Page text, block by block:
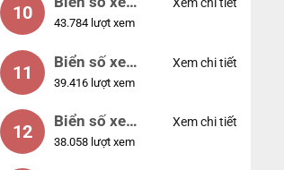
10
56789
43.784 lượt xem
11
Biển số xe
01234
39.416 lượt xem
Xem chi tiết
12
Biển số xe
33333
38.058 lượt xem
Xem chi tiết